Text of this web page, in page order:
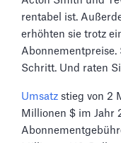
rentabel ist.
erhöhten sie trotz
Abonnementpreise.
Schritt. Und raten
Umsatz stieg von 2
Millionen $ im Jahr